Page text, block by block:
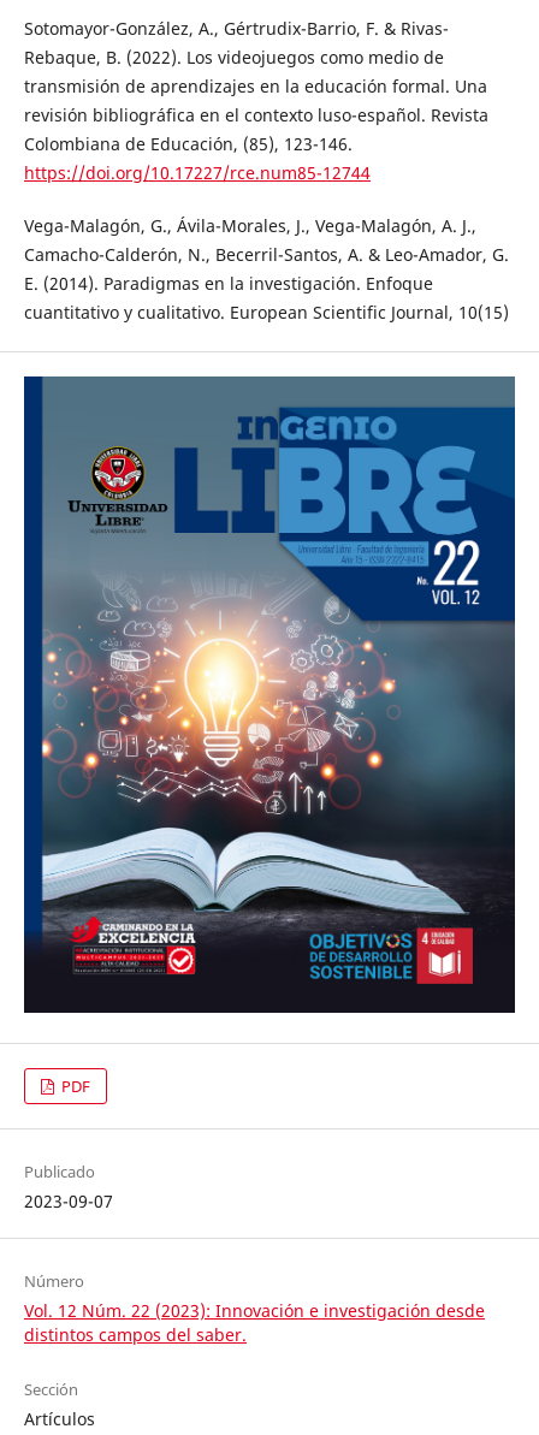
Sotomayor-González, A., Gértrudix-Barrio, F. & Rivas-
Rebaque, B. (2022). Los videojuegos como medio de
transmisión de aprendizajes en la educación formal. Una
revisión bibliográfica en el contexto luso-español. Revista
Colombiana de Educación, (85), 123-146.
https://doi.org/10.17227/rce.num85-12744
Vega-Malagón, G., Ávila-Morales, J., Vega-Malagón, A. J.,
Camacho-Calderón, N., Becerril-Santos, A. & Leo-Amador, G.
E. (2014). Paradigmas en la investigación. Enfoque
cuantitativo y cualitativo. European Scientific Journal, 10(15)
PDF
Publicado
2023-09-07
Número
Vol. 12 Núm. 22 (2023): Innovación e investigación desde
distintos campos del saber.
Sección
Artículos